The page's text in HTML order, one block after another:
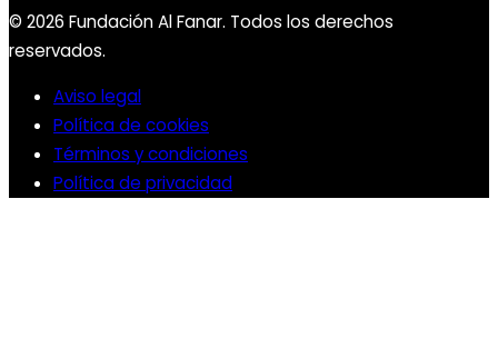
© 2026 Fundación Al Fanar. Todos los derechos
reservados.
Aviso legal
Política de cookies
Términos y condiciones
Política de privacidad